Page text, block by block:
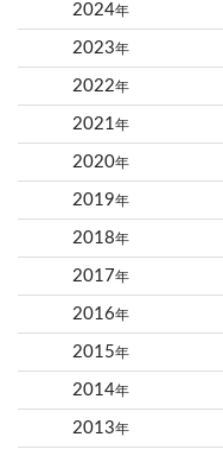
2024年
2023年
2022年
2021年
2020年
2019年
2018年
2017年
2016年
2015年
2014年
2013年